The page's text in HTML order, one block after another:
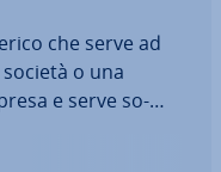
che serve ad
o una
e serve so­